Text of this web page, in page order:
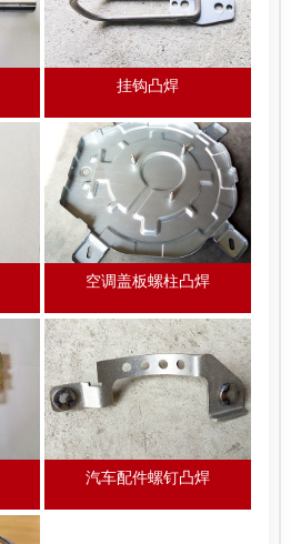
挂钩凸焊
空调盖板螺柱凸焊
汽车配件螺钉凸焊